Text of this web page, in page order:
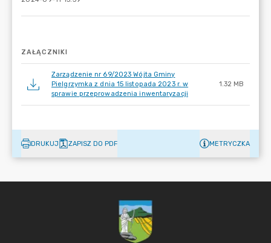
ZAŁĄCZNIKI
Zarządzenie nr 69/2023 Wójta Gminy
Pielgrzymka z dnia 15 listopada 2023 r. w
sprawie przeprowadzenia inwentaryzacji
1.32 MB
DRUKUJ ZAPISZ DO PDF METRYCZKA